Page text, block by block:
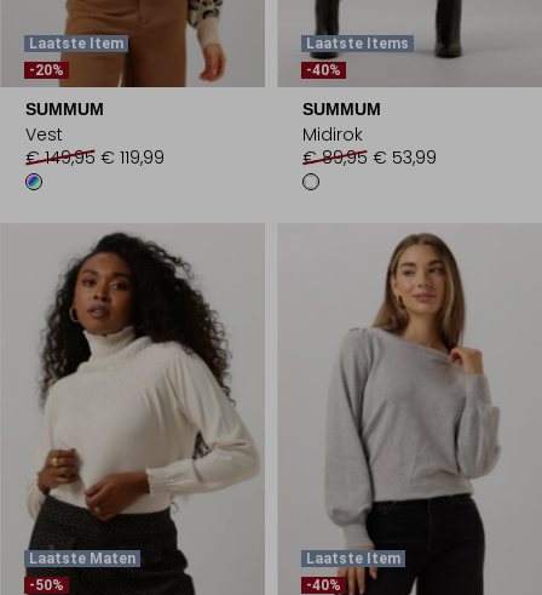
Laatste Item
-20%
SUMMUM
Vest
€ 149,95 € 119,99
Laatste Items
-40%
SUMMUM
Midirok
€ 89,95 € 53,99
Laatste Maten
-50%
Laatste Item
-40%